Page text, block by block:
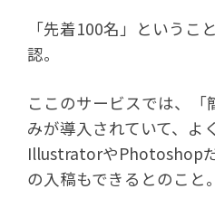
「先着100名」というこ
認。
ここのサービスでは、「
みが導入されていて、よ
IllustratorやPhotoshop
の入稿もできるとのこと。